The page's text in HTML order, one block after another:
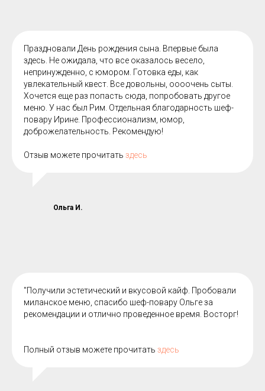
Праздновали День рождения сына. Впервые была
здесь. Не ожидала, что все оказалось весело,
непринужденно, с юмором. Готовка еды, как
увлекательный квест. Все довольны, оооочень сыты.
Хочется еще раз попасть сюда, попробовать другое
меню. У нас был Рим. Отдельная благодарность шеф-
повару Ирине. Профессионализм, юмор,
доброжелательность. Рекомендую!
Отзыв можете прочитать здесь
Ольга И.
"Получили эстетический и вкусовой кайф. Пробовали
миланское меню, спасибо шеф-повару Ольге за
рекомендации и отлично проведенное время. Восторг!
Полный отзыв можете прочитать здесь